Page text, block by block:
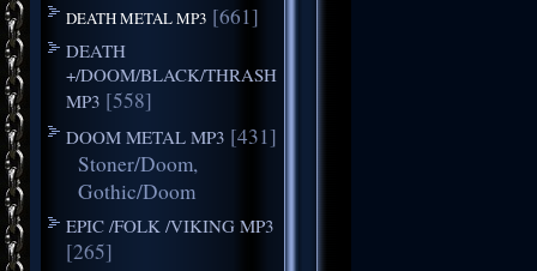
DEATH METAL MP3 [661]
DEATH
+/DOOM/BLACK/THRASH
MP3 [558]
DOOM METAL MP3 [431]
Stoner/Doom,
Gothic/Doom
EPIC /FOLK /VIKING MP3
[265]